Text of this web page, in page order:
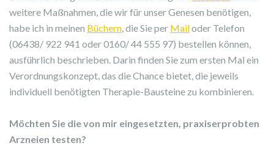
weitere Maßnahmen, die wir für unser Genesen benötigen,
habe ich in meinen Büchern, die Sie per Mailoder Telefon
(06438/ 922 941 oder 0160/ 44 555 97) bestellen können,
ausführlich beschrieben. Darin finden Sie zum ersten Mal ein
Verordnungskonzept, das die Chance bietet, die jeweils
individuell benötigten Therapie-Bausteine zu kombinieren.
Möchten Sie die von mir eingesetzten, praxiserprobten
Arzneien testen?